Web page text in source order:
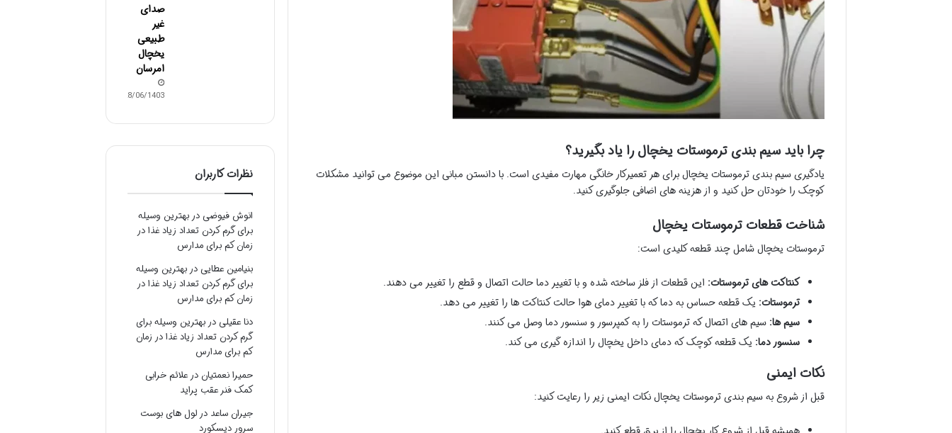
چرا باید سیم بندی ترموستات یخچال را یاد بگیرید؟
یادگیری سیم بندی ترموستات یخچال برای هر تعمیرکار خانگی مهارت مفیدی است. با دانستن مبانی این موضوع می توانید مشکلات
کوچک را خودتان حل کنید و از هزینه های اضافی جلوگیری کنید.
شناخت قطعات ترموستات یخچال
ترموستات یخچال شامل چند قطعه کلیدی است:
کنتاکت های ترموستات: این قطعات از فلز ساخته شده و با تغییر دما حالت اتصال و قطع را تغییر می دهند.
ترموستات: یک قطعه حساس به دما که با تغییر دمای هوا حالت کنتاکت ها را تغییر می دهد.
سیم ها: سیم های اتصال که ترموستات را به کمپرسور و سنسور دما وصل می کنند.
سنسور دما: یک قطعه کوچک که دمای داخل یخچال را اندازه گیری می کند.
نکات ایمنی
قبل از شروع به سیم بندی ترموستات یخچال نکات ایمنی زیر را رعایت کنید:
صدای
غیر
طبیعی
یخچال
امرسان
28/06/1403
نظرات کاربران
انوش فیوضیدر بهترین وسیله
برای گرم کردن تعداد زیاد غذا در
زمان کم برای مدارس
بنیامین عطاییدر بهترین وسیله
برای گرم کردن تعداد زیاد غذا در
زمان کم برای مدارس
دنا عقیلیدر بهترین وسیله برای
گرم کردن تعداد زیاد غذا در زمان
کم برای مدارس
حمیرا نعمتیان در علائم خرابی
کمک فنر عقب پراید
جیران ساعد در لول های بوست
سرور دیسکورد